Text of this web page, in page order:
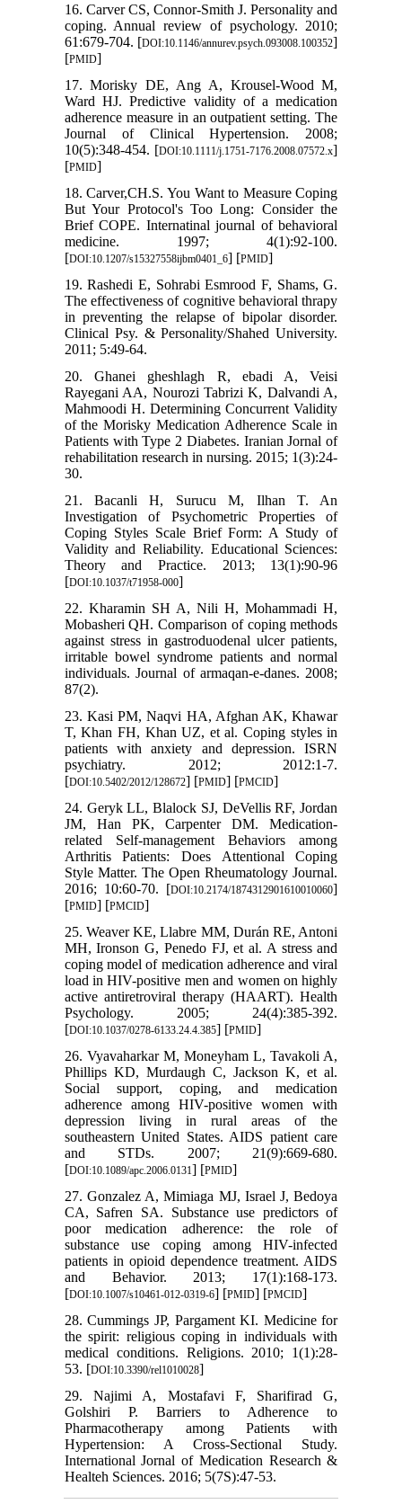
16. Carver CS, Connor-Smith J. Personality and
coping. Annual review of psychology. 2010;
61:679-704. [DOI:10.1146/annurev.psych.093008.100352]
[PMID]
17. Morisky DE, Ang A, Krousel‐Wood M,
Ward HJ. Predictive validity of a medication
adherence measure in an outpatient setting. The
Journal of Clinical Hypertension. 2008;
10(5):348-454. [DOI:10.1111/j.1751-7176.2008.07572.x]
[PMID]
18. Carver,CH.S. You Want to Measure Coping
But Your Protocol's Too Long: Consider the
Brief COPE. Internatinal journal of behavioral
medicine. 1997; 4(1):92-100.
[DOI:10.1207/s15327558ijbm0401_6] [PMID]
19. Rashedi E, Sohrabi Esmrood F, Shams, G.
The effectiveness of cognitive behavioral thrapy
in preventing the relapse of bipolar disorder.
Clinical Psy. & Personality/Shahed University.
2011; 5:49-64.
20. Ghanei gheshlagh R, ebadi A, Veisi
Rayegani AA, Nourozi Tabrizi K, Dalvandi A,
Mahmoodi H. Determining Concurrent Validity
of the Morisky Medication Adherence Scale in
Patients with Type 2 Diabetes. Iranian Jornal of
rehabilitation research in nursing. 2015; 1(3):24-
30.
21. Bacanli H, Surucu M, Ilhan T. An
Investigation of Psychometric Properties of
Coping Styles Scale Brief Form: A Study of
Validity and Reliability. Educational Sciences:
Theory and Practice. 2013; 13(1):90-96
[DOI:10.1037/t71958-000]
22. Kharamin SH A, Nili H, Mohammadi H,
Mobasheri QH. Comparison of coping methods
against stress in gastroduodenal ulcer patients,
irritable bowel syndrome patients and normal
individuals. Journal of armaqan-e-danes. 2008;
87(2).
23. Kasi PM, Naqvi HA, Afghan AK, Khawar
T, Khan FH, Khan UZ, et al. Coping styles in
patients with anxiety and depression. ISRN
psychiatry. 2012; 2012:1-7.
[DOI:10.5402/2012/128672] [PMID] [PMCID]
24. Geryk LL, Blalock SJ, DeVellis RF, Jordan
JM, Han PK, Carpenter DM. Medication-
related Self-management Behaviors among
Arthritis Patients: Does Attentional Coping
Style Matter. The Open Rheumatology Journal.
2016; 10:60-70. [DOI:10.2174/1874312901610010060]
[PMID] [PMCID]
25. Weaver KE, Llabre MM, Durán RE, Antoni
MH, Ironson G, Penedo FJ, et al. A stress and
coping model of medication adherence and viral
load in HIV-positive men and women on highly
active antiretroviral therapy (HAART). Health
Psychology. 2005; 24(4):385-392.
[DOI:10.1037/0278-6133.24.4.385] [PMID]
26. Vyavaharkar M, Moneyham L, Tavakoli A,
Phillips KD, Murdaugh C, Jackson K, et al.
Social support, coping, and medication
adherence among HIV-positive women with
depression living in rural areas of the
southeastern United States. AIDS patient care
and STDs. 2007; 21(9):669-680.
[DOI:10.1089/apc.2006.0131] [PMID]
27. Gonzalez A, Mimiaga MJ, Israel J, Bedoya
CA, Safren SA. Substance use predictors of
poor medication adherence: the role of
substance use coping among HIV-infected
patients in opioid dependence treatment. AIDS
and Behavior. 2013; 17(1):168-173.
[DOI:10.1007/s10461-012-0319-6] [PMID] [PMCID]
28. Cummings JP, Pargament KI. Medicine for
the spirit: religious coping in individuals with
medical conditions. Religions. 2010; 1(1):28-
53. [DOI:10.3390/rel1010028]
29. Najimi A, Mostafavi F, Sharifirad G,
Golshiri P. Barriers to Adherence to
Pharmacotherapy among Patients with
Hypertension: A Cross-Sectional Study.
International Jornal of Medication Research &
Healteh Sciences. 2016; 5(7S):47-53.